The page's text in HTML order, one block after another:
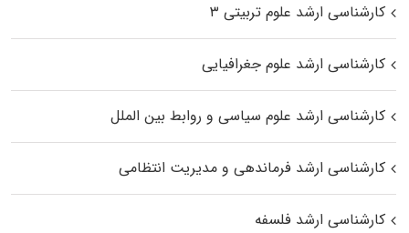
کارشناسی ارشد علوم تربیتی ۳
کارشناسی ارشد علوم جغرافیایی
کارشناسی ارشد علوم سیاسی و روابط بین الملل
کارشناسی ارشد فرماندهی و مدیریت انتظامی
کارشناسی ارشد فلسفه